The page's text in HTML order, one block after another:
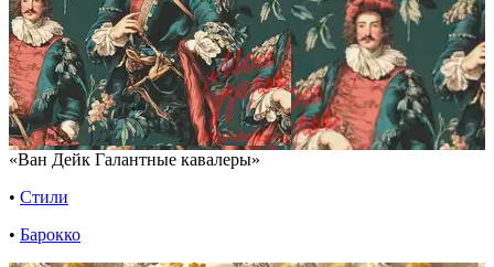
«Ван Дейк Галантные кавалеры»
• Стили
• Барокко